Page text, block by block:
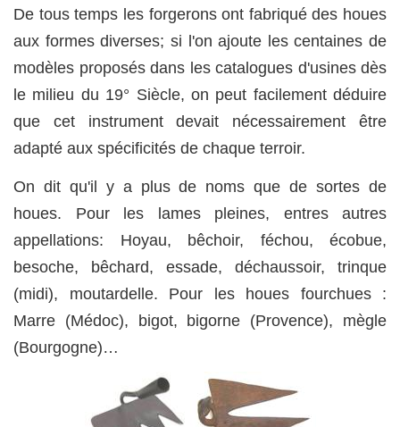
De tous temps les forgerons ont fabriqué des houes
aux formes diverses; si l'on ajoute les centaines de
modèles proposés dans les catalogues d'usines dès
le milieu du 19° Siècle, on peut facilement déduire
que cet instrument devait nécessairement être
adapté aux spécificités de chaque terroir.
On dit qu'il y a plus de noms que de sortes de
houes. Pour les lames pleines, entres autres
appellations: Hoyau, bêchoir, féchou, écobue,
besoche, bêchard, essade, déchaussoir, trinque
(midi), moutardelle. Pour les houes fourchues :
Marre (Médoc), bigot, bigorne (Provence), mègle
(Bourgogne)…